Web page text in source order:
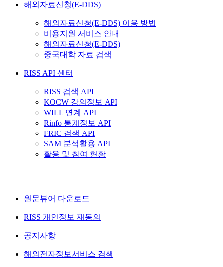
해외자료신청(E-DDS)
해외자료신청(E-DDS) 이용 방법
비용지원 서비스 안내
해외자료신청(E-DDS)
중국대학 자료 검색
RISS API 센터
RISS 검색 API
KOCW 강의정보 API
WILL 연계 API
Rinfo 통계정보 API
FRIC 검색 API
SAM 분석활용 API
활용 및 참여 현황
원문뷰어 다운로드
RISS 개인정보 재동의
공지사항
해외전자정보서비스 검색